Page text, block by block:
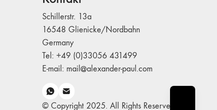
Schillerstr. 13a
16548 Glienicke/Nordbahn
Germany
Tel: +49 (0)33056 431499
E-mail: mail@alexander-paul.com
© Copyright 2025. All Rights Reserved